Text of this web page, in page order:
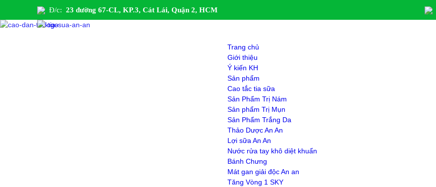
Đ/c: 23 đường 67-CL, KP.3, Cát Lái, Quận 2, HCM
Trang chủ
Giới thiệu
Ý kiến KH
Sản phẩm
Cao tắc tia sữa
Sản Phẩm Trị Nám
Sản phẩm Trị Mụn
Sản Phẩm Trắng Da
Thảo Dược An An
Lợi sữa An An
Nước rửa tay khô diệt khuẩn
Bánh Chưng
Mát gan giải độc An an
Tăng Vòng 1 SKY